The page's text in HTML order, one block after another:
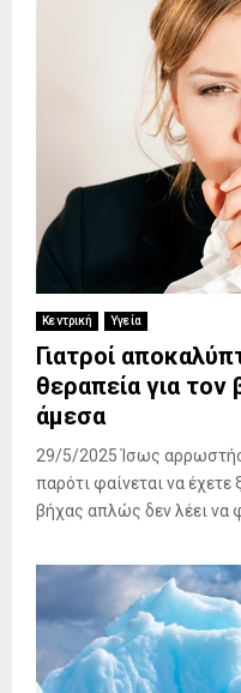
Κεντρική Υγεία
Γιατροί
θεραπεία για τον
άμεσα
29/5/2025 Ίσως
παρότι φαίνεται να έχετε
βήχας απλώς δεν λέει να